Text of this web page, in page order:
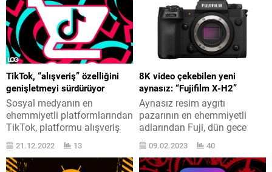
TikTok, “alışveriş” özelliğini
genişletmeyi sürdürüyor
Sosyal medyanın en
ehemmiyetli platformlarından
TikTok, platformu alışveriş
mevzusunda çok daha faal
hale getirmek istiyor.
TikTok, daha evvel bazı
21.12.2022 13
8K video çekebilen yeni
aynasız: “Fujifilm X-H2”
Aynasız resim aygıtı
pazarının en ehemmiyetli
adlarından Fuji, dün gece
ürün gamına gelişmiş
Fujifilm X-H2 modeline ilave
etti. Fujifilm X-H2, aynasız
09.02.2023 40